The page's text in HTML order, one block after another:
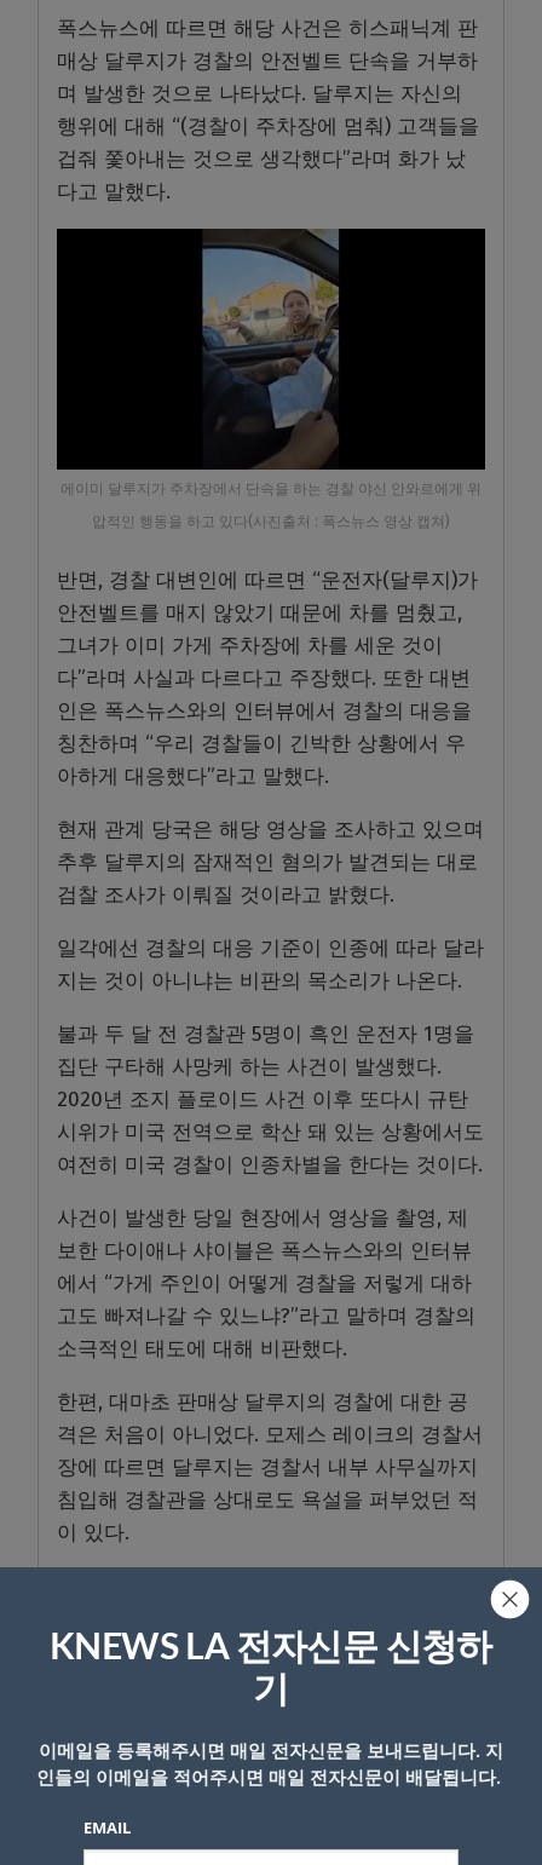
폭스뉴스에 따르면 해당 사건은 히스패닉계 판
매상 달루지가 경찰의 안전벨트 단속을 거부하
며 발생한 것으로 나타났다. 달루지는 자신의
행위에 대해 “(경찰이 주차장에 멈춰) 고객들을
겁줘 쫓아내는 것으로 생각했다”라며 화가 났
다고 말했다.
에이미 달루지가 주차장에서 단속을 하는 경찰 야신 안와르에게 위
압적인 행동을 하고 있다(사진출처 : 폭스뉴스 영상 캡쳐)
반면, 경찰 대변인에 따르면 “운전자(달루지)가
안전벨트를 매지 않았기 때문에 차를 멈췄고,
그녀가 이미 가게 주차장에 차를 세운 것이
다”라며 사실과 다르다고 주장했다. 또한 대변
인은 폭스뉴스와의 인터뷰에서 경찰의 대응을
칭찬하며 “우리 경찰들이 긴박한 상황에서 우
아하게 대응했다”라고 말했다.
현재 관계 당국은 해당 영상을 조사하고 있으며
추후 달루지의 잠재적인 혐의가 발견되는 대로
검찰 조사가 이뤄질 것이라고 밝혔다.
일각에선 경찰의 대응 기준이 인종에 따라 달라
지는 것이 아니냐는 비판의 목소리가 나온다.
불과 두 달 전 경찰관 5명이 흑인 운전자 1명을
집단 구타해 사망케 하는 사건이 발생했다.
2020년 조지 플로이드 사건 이후 또다시 규탄
시위가 미국 전역으로 학산 돼 있는 상황에서도
여전히 미국 경찰이 인종차별을 한다는 것이다.
사건이 발생한 당일 현장에서 영상을 촬영, 제
보한 다이애나 샤이블은 폭스뉴스와의 인터뷰
에서 “가게 주인이 어떻게 경찰을 저렇게 대하
고도 빠져나갈 수 있느냐?”라고 말하며 경찰의
소극적인 태도에 대해 비판했다.
한편, 대마초 판매상 달루지의 경찰에 대한 공
격은 처음이 아니었다. 모제스 레이크의 경찰서
장에 따르면 달루지는 경찰서 내부 사무실까지
침입해 경찰관을 상대로도 욕설을 퍼부었던 적
이 있다.
- Copyright © KNEWSLA.COM, 무단 전재 및 재배포 금지
KNEWS LA 전자신문 신청하
기
이메일을 등록해주시면 매일 전자신문을 보내드립니다. 지
인들의 이메일을 적어주시면 매일 전자신문이 배달됩니다.
EMAIL